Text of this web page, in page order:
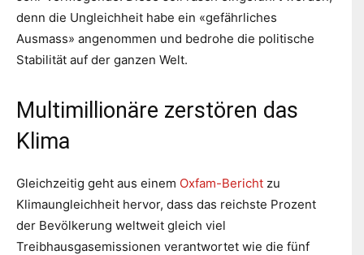
denn die Ungleichheit habe ein «gefährliches
Ausmass» angenommen und bedrohe die politische
Stabilität auf der ganzen Welt.
Multimillionäre zerstören das
Klima
Gleichzeitig geht aus einem Oxfam-Bericht zu
Klimaungleichheit hervor, dass das reichste Prozent
der Bevölkerung weltweit gleich viel
Treibhausgasemissionen verantwortet wie die fünf